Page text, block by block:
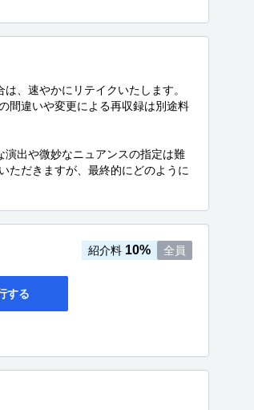
、速やかにリテイクいたします。
間違いや変更による再収録は別途料
出や微妙なニュアンスの指定は難
ただきますが、最終的にどのように
紹介料 10% 全員
する